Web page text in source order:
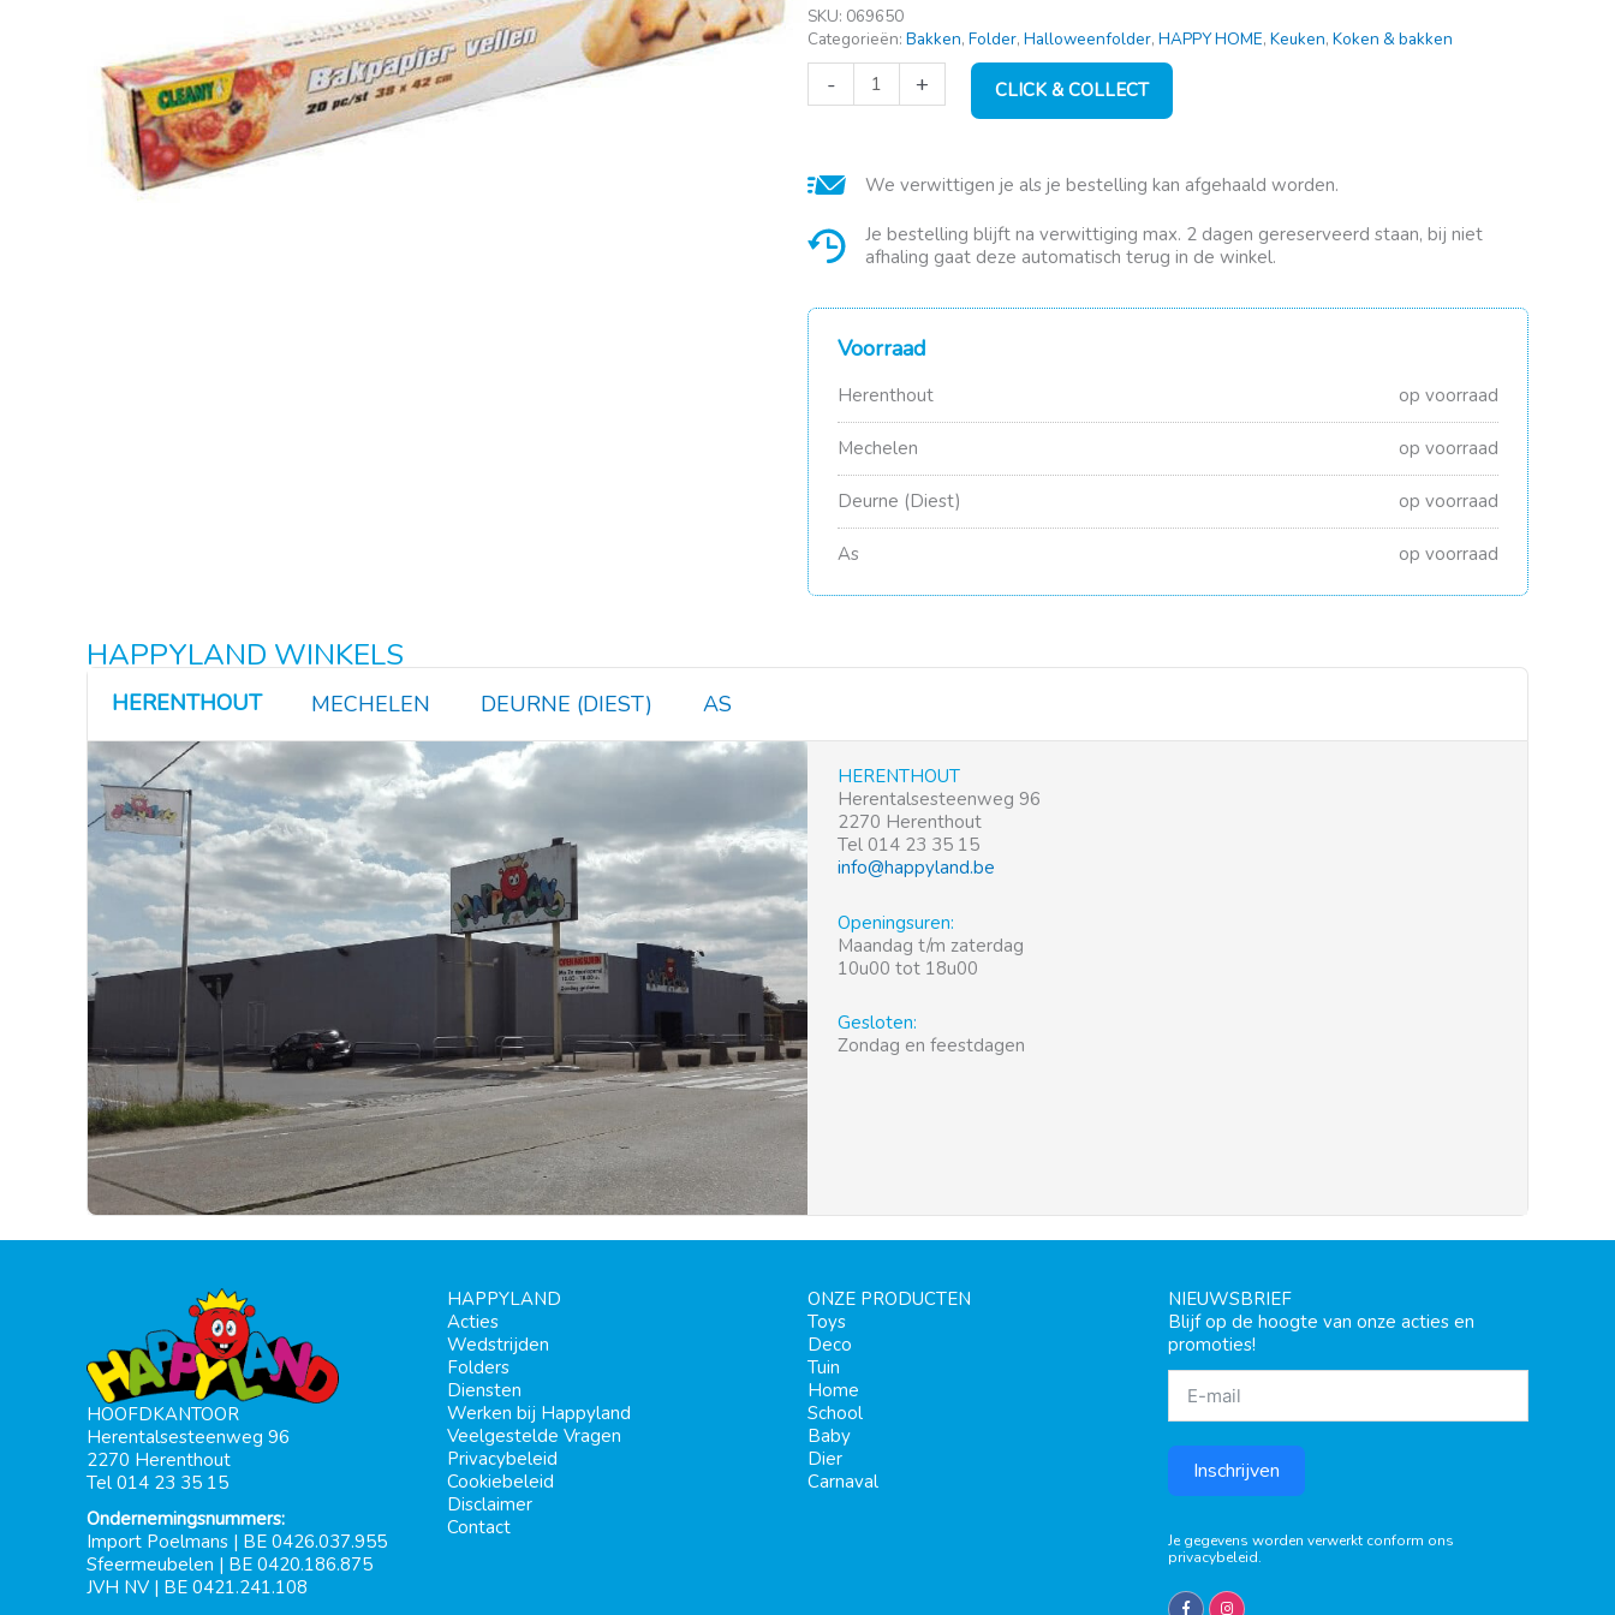
SKU: 069650
Categorieën: Bakken, Folder, Halloweenfolder, HAPPY HOME, Keuken, Koken & bakken
-
20x
+ CLICK & COLLECT
We verwittigen je als je bestelling kan afgehaald worden.
Je bestelling blijft na verwittiging max. 2 dagen gereserveerd staan, bij niet
afhaling gaat deze automatisch terug in de winkel.
Voorraad
Herenthout op voorraad
Mechelen op voorraad
Deurne (Diest) op voorraad
As op voorraad
HAPPYLAND WINKELS
HERENTHOUT MECHELEN DEURNE (DIEST) AS
HERENTHOUT
Herentalsesteenweg 96
2270 Herenthout
Tel 014 23 35 15
info@happyland.be
Openingsuren:
Maandag t/m zaterdag
10u00 tot 18u00
Gesloten:
Zondag en feestdagen
HOOFDKANTOOR
Herentalsesteenweg 96
2270 Herenthout
Tel 014 23 35 15
Ondernemingsnummers:
Import Poelmans | BE 0426.037.955
Sfeermeubelen | BE 0420.186.875
JVH NV | BE 0421.241.108
HAPPYLAND
Acties
Wedstrijden
Folders
Diensten
Werken bij Happyland
Veelgestelde Vragen
Privacybeleid
Cookiebeleid
Disclaimer
Contact
ONZE PRODUCTEN
Toys
Deco
Tuin
Home
School
Baby
Dier
Carnaval
NIEUWSBRIEF
Blijf op de hoogte van onze acties en
promoties!
Inschrijven
Je gegevens worden verwerkt conform ons
privacybeleid.